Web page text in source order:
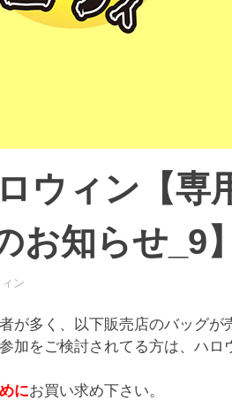
ウィン【専
お知らせ_9】
ン
が多く、以下販売店のバッグが
加をご検討されてる方は、ハロ
にお買い求め下さい。